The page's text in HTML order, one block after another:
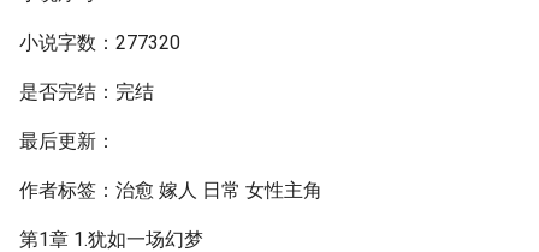
小说字数：277320
是否完结：完结
最后更新：
作者标签：治愈 嫁人 日常 女性主角
第1章 1.犹如一场幻梦